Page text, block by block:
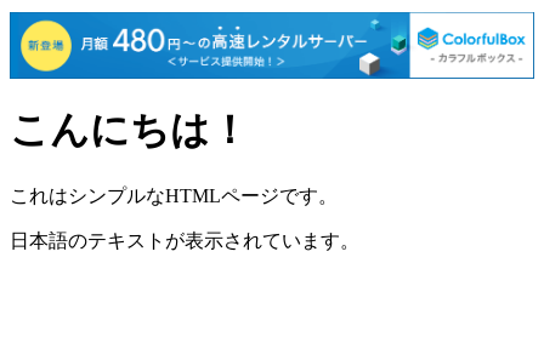
こんにちは！
これはシンプルなHTMLページです。
日本語のテキストが表示されています。